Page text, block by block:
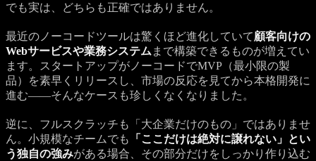
でも実は、どちらも正確ではありません。
最近のノーコードツールは驚くほど進化していて顧客向けの
Webサービスや業務システム まで構築できるものが増えてい
ます。スタートアップがノーコードでMVP（最小限の製
品）を素早くリリースし、市場の反応を見てから本格開発に
進む——そんなケースも珍しくなくなりました。
逆に、フルスクラッチも「大企業だけのもの」ではありませ
ん。小規模なチームでも
「ここだけは絶対に譲れない」とい
う独自の強みがある場合、その部分だけをしっかり作り込む